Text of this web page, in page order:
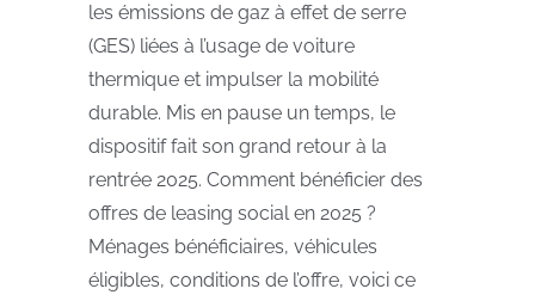
les émissions de gaz à effet de serre
(GES) liées à l’usage de voiture
thermique et impulser la mobilité
durable. Mis en pause un temps, le
dispositif fait son grand retour à la
rentrée 2025. Comment bénéficier des
offres de leasing social en 2025 ?
Ménages bénéficiaires, véhicules
éligibles, conditions de l’offre, voici ce